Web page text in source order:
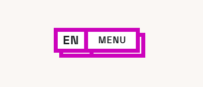
EN MENU